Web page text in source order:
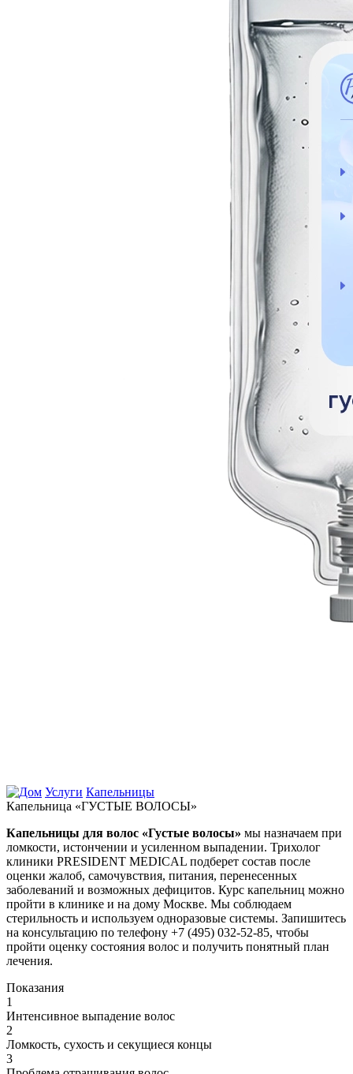
Услуги Капельницы
Капельница «ГУСТЫЕ ВОЛОСЫ»
Капельницы для волос «Густые волосы» мы назначаем при
ломкости, истончении и усиленном выпадении. Трихолог
клиники PRESIDENT MEDICAL подберет состав после
оценки жалоб, самочувствия, питания, перенесенных
заболеваний и возможных дефицитов. Курс капельниц можно
пройти в клинике и на дому Москве. Мы соблюдаем
стерильность и используем одноразовые системы. Запишитесь
на консультацию по телефону +7 (495) 032-52-85, чтобы
пройти оценку состояния волос и получить понятный план
лечения.
Показания
1
Интенсивное выпадение волос
2
Ломкость, сухость и секущиеся концы
3